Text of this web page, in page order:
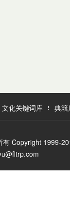
文化关键词库
典籍
Copyright 1999-